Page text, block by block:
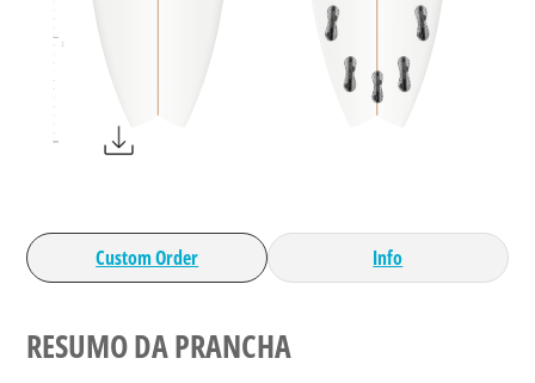
Custom Order Info
RESUMO DA PRANCHA